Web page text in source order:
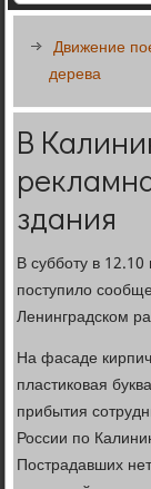
Движение
дерева
В
здания
В субботу в
поступило
Ленинградском
На фасаде
пластиковая
прибытия
России по
Пострадавших